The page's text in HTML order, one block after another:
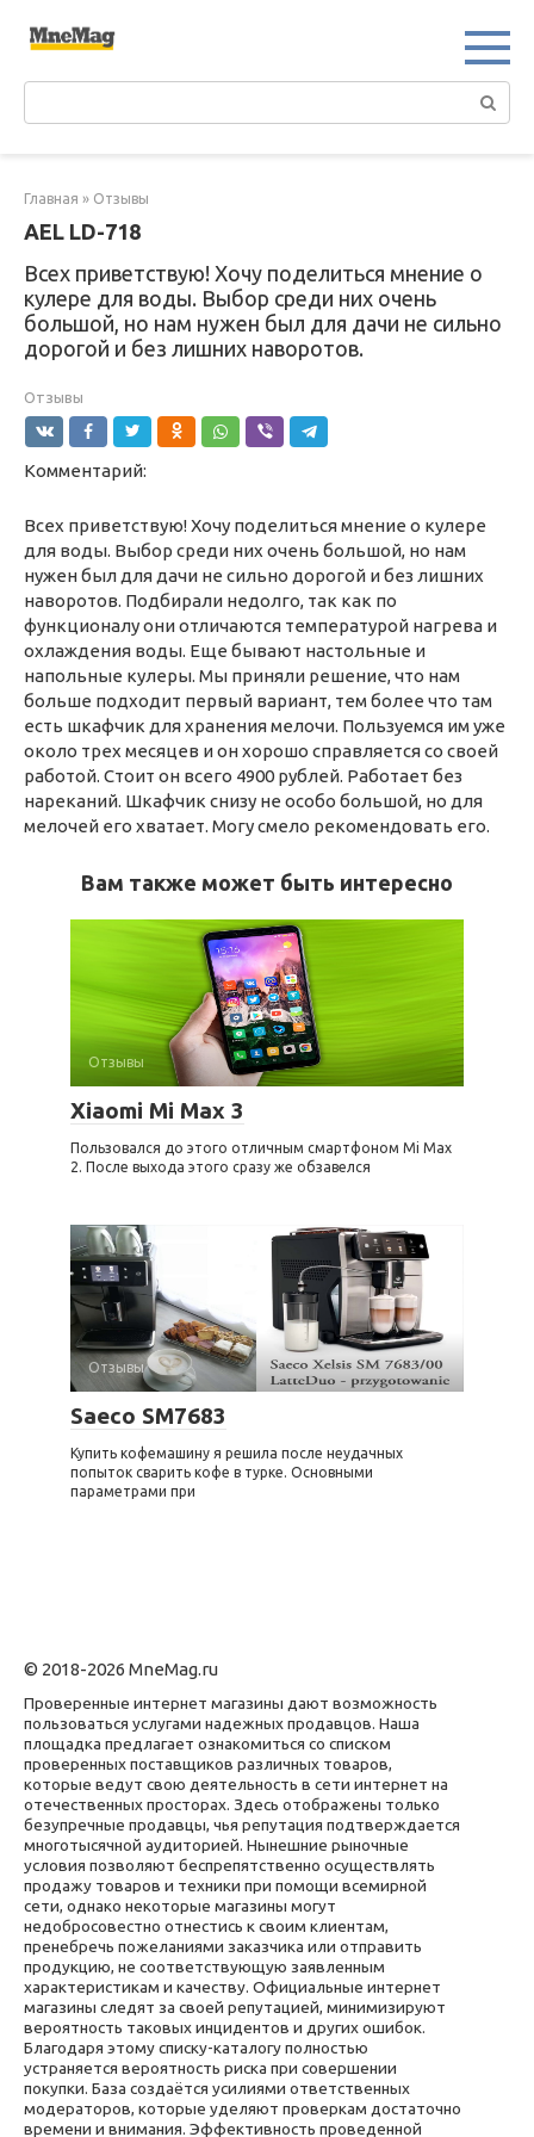
Главная » Отзывы
AEL LD-718
Всех приветствую! Хочу поделиться мнение о
кулере для воды. Выбор среди них очень
большой, но нам нужен был для дачи не сильно
дорогой и без лишних наворотов.
Отзывы
Комментарий:
Всех приветствую! Хочу поделиться мнение о кулере
для воды. Выбор среди них очень большой, но нам
нужен был для дачи не сильно дорогой и без лишних
наворотов. Подбирали недолго, так как по
функционалу они отличаются температурой нагрева и
охлаждения воды. Еще бывают настольные и
напольные кулеры. Мы приняли решение, что нам
больше подходит первый вариант, тем более что там
есть шкафчик для хранения мелочи. Пользуемся им уже
около трех месяцев и он хорошо справляется со своей
работой. Стоит он всего 4900 рублей. Работает без
нареканий. Шкафчик снизу не особо большой, но для
мелочей его хватает. Могу смело рекомендовать его.
Вам также может быть интересно
Отзывы
Xiaomi Mi Max 3
Пользовался до этого отличным смартфоном Mi Max
2. После выхода этого сразу же обзавелся
Отзывы
Saeco SM7683
Купить кофемашину я решила после неудачных
попыток сварить кофе в турке. Основными
параметрами при
© 2018-2026 MneMag.ru
Проверенные интернет магазины дают возможность
пользоваться услугами надежных продавцов. Наша
площадка предлагает ознакомиться со списком
проверенных поставщиков различных товаров,
которые ведут свою деятельность в сети интернет на
отечественных просторах. Здесь отображены только
безупречные продавцы, чья репутация подтверждается
многотысячной аудиторией. Нынешние рыночные
условия позволяют беспрепятственно осуществлять
продажу товаров и техники при помощи всемирной
сети, однако некоторые магазины могут
недобросовестно отнестись к своим клиентам,
пренебречь пожеланиями заказчика или отправить
продукцию, не соответствующую заявленным
характеристикам и качеству. Официальные интернет
магазины следят за своей репутацией, минимизируют
вероятность таковых инцидентов и других ошибок.
Благодаря этому списку-каталогу полностью
устраняется вероятность риска при совершении
покупки. База создаётся усилиями ответственных
модераторов, которые уделяют проверкам достаточно
времени и внимания. Эффективность проведенной